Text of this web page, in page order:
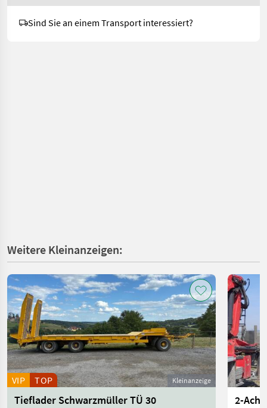
Sind Sie an einem Transport interessiert?
Weitere Kleinanzeigen:
Kleinanzeige
VIP TOP
Tieflader Schwarzmüller TÜ 30
2-